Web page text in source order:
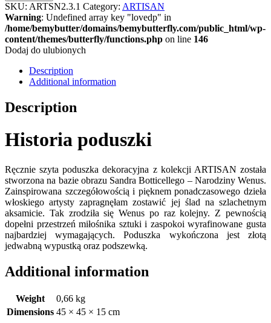
SKU: ARTSN2.3.1 Category: ARTISAN
Warning: Undefined array key "lovedp" in
/home/bemybutter/domains/bemybutterfly.com/public_html/wp-
content/themes/butterfly/functions.php on line 146
Dodaj do ulubionych
Description
Additional information
Description
Historia poduszki
Ręcznie szyta poduszka dekoracyjna z kolekcji ARTISAN została
stworzona na bazie obrazu Sandra Botticellego – Narodziny Wenus.
Zainspirowana szczegółowością i pięknem ponadczasowego dzieła
włoskiego artysty zapragnęłam zostawić jej ślad na szlachetnym
aksamicie. Tak zrodziła się Wenus po raz kolejny. Z pewnością
dopełni przestrzeń miłośnika sztuki i zaspokoi wyrafinowane gusta
najbardziej wymagających. Poduszka wykończona jest złotą
jedwabną wypustką oraz podszewką.
Additional information
Weight
0,66 kg
Dimensions 45 × 45 × 15 cm